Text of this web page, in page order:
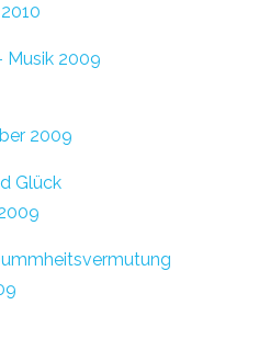
Musik 2009
2009
Glück